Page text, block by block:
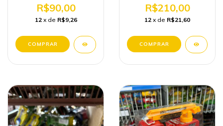
Atacado
R$90,00
12 x de R$9,26
Atacado
R$210,00
12 x de R$21,60